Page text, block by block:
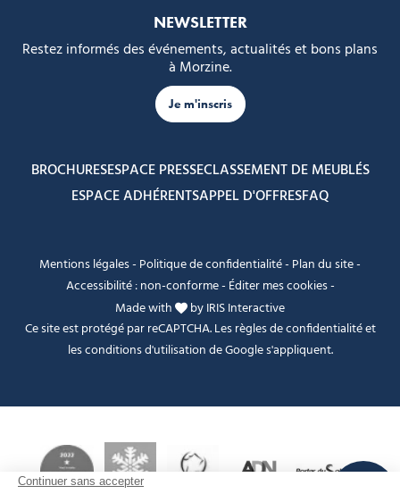
NEWSLETTER
Restez informés des événements, actualités et bons plans
à Morzine.
Je m'inscris
BROCHURESESPACE PRESSECLASSEMENT DE MEUBLÉS
ESPACE ADHÉRENTSAPPEL D'OFFRESFAQ
Mentions légales- Politique de confidentialité- Plan du site-
Accessibilité : non-conforme- Éditer mes cookies-
Made with
byIRIS Interactive
Ce site est protégé par reCAPTCHA. Lesrègles de confidentialitéet
lesconditions d'utilisationde Google s'appliquent.